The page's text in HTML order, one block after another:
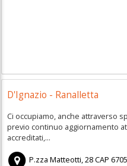
D'Ignazio - Ranalletta
Ci occupiamo, anche attraverso
previo continuo aggiornamento
accreditati,...
P.zza Matteotti, 28CAP